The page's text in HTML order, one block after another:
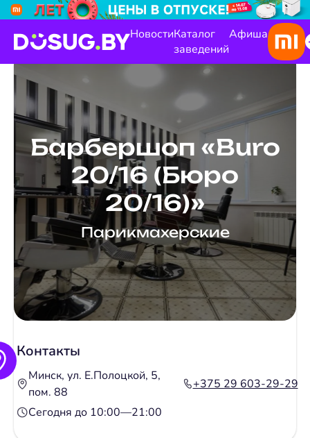
НовостиКаталог
заведений
Афиша
Барбершоп «Buro
20/16 (Бюро
20/16)»
Парикмахерские
Контакты
Минск, ул. Е.Полоцкой, 5,
пом. 88
+375 29 603-29-29
Сегодня до 10:00—21:00